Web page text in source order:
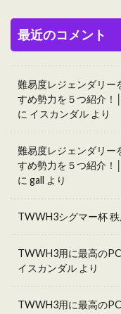
最近のコメント
難易度レジェンダリー
すめ勢力を５つ紹介
に イスカンダル より
難易度レジェンダリー
すめ勢力を５つ紹介
に gall より
TWWH3シグマー杯
TWWH3用に最高の
イスカンダル より
TWWH3用に最高の